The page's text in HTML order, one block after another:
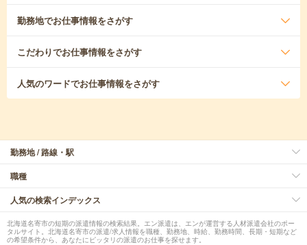
勤務地でお仕事情報をさがす
こだわりでお仕事情報をさがす
人気のワードでお仕事情報をさがす
勤務地 / 路線・駅
職種
人気の検索インデックス
北海道名寄市の短期の派遣情報の検索結果。エン派遣は、エンが運営する人材派遣会社のポー
タルサイト。北海道名寄市の派遣/求人情報を職種、勤務地、時給、勤務時間、長期・短期など
の希望条件から、あなたにピッタリの派遣のお仕事を探せます。